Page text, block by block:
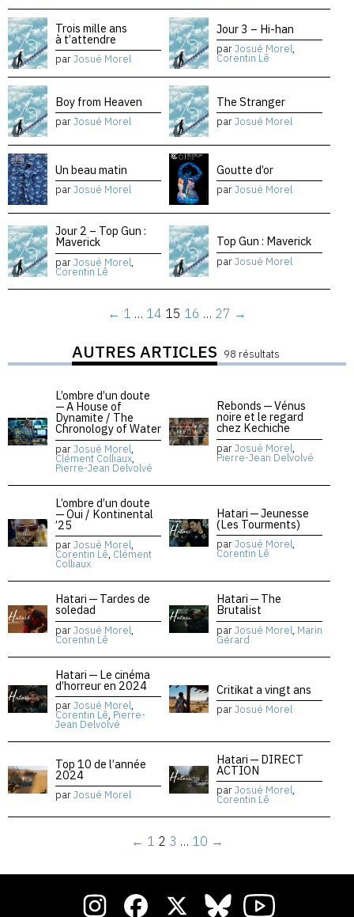
Trois mille ans
à t’attendre
parJosué Morel
Jour 3 – Hi-han
parJosué Morel,
Corentin Lê
Boy from Heaven
parJosué Morel
The Stranger
parJosué Morel
Un beau matin
parJosué Morel
Goutte d’or
parJosué Morel
Jour 2 – Top Gun :
Maverick
parJosué Morel,
Corentin Lê
Top Gun : Maverick
parJosué Morel
← 1 … 14 15 16 … 27 →
AUTRES ARTICLES 98 résultats
L’ombre d’un doute
— A House of
Dynamite / The
Chronology of Water
parJosué Morel,
Clément Colliaux,
Pierre-Jean Delvolvé
Rebonds — Vénus
noire et le regard
chez Kechiche
parJosué Morel,
Pierre-Jean Delvolvé
L’ombre d’un doute
— Oui / Kontinental
’25
parJosué Morel,
Corentin Lê, Clément
Colliaux
Hatari — Jeunesse
(Les Tourments)
parJosué Morel,
Corentin Lê
Hatari — Tardes de
soledad
parJosué Morel,
Corentin Lê
Hatari — The
Brutalist
parJosué Morel, Marin
Gérard
Hatari — Le cinéma
d’horreur en 2024
parJosué Morel,
Corentin Lê, Pierre-
Jean Delvolvé
Critikat a vingt ans
parJosué Morel
Top 10 de l’année
2024
parJosué Morel
Hatari — DIRECT
ACTION
parJosué Morel,
Corentin Lê
← 1 2 3 … 10 →